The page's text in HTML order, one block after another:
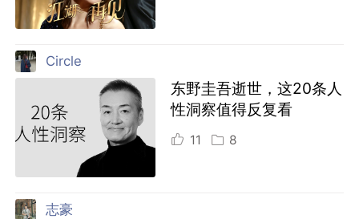
Circle
东野圭吾逝世，这20条人
性洞察值得反复看
11 8
志豪